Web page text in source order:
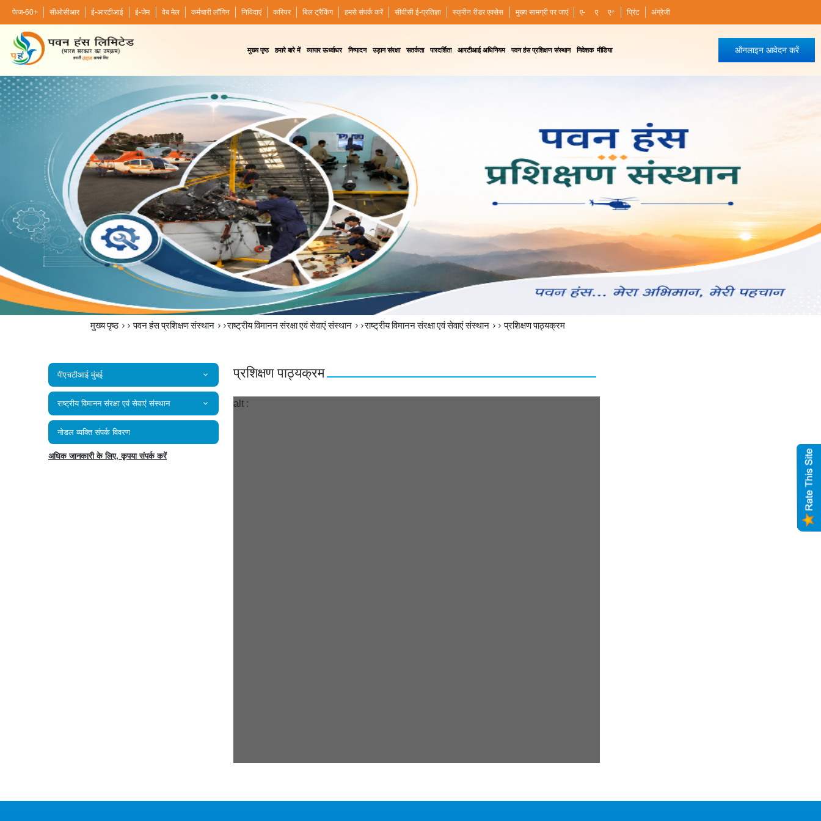
फेज-60+ सीओसीआर ई-आरटीआई ई-जेम वेब मेल कर्मचारी लॉगिन निविदाएं करियर बिल ट्रैकिंग हमसे संपर्क करें सीवीसी ई-प्रतिज्ञा स्क्रीन रीडर एक्सेस मुख्य सामग्री पर जाएं ए- ए ए+ प्रिंट अंग्रेजी
ऑनलाइन आवेदन करें
मुख्य पृष्ठ हमारे बारे में व्यापार ऊर्ध्वाधर निष्पादन उड़ान संरक्षा सतर्कता पारदर्शिता आरटीआई अधिनियम पवन हंस प्रशिक्षण संस्थान निवेशक मीडिया
मुख्य पृष्ठ>>पवन हंस प्रशिक्षण संस्थान>>राष्‍ट्रीय विमानन संरक्षा एवं सेवाएं संस्‍थान >>राष्‍ट्रीय विमानन संरक्षा एवं सेवाएं संस्‍थान >>प्रशिक्षण पाठ्यक्रम
पीएचटीआई मुंबई
राष्‍ट्रीय विमानन संरक्षा एवं सेवाएं संस्‍थान
नोडल व्यक्ति संपर्क विवरण
अधिक जानकारी के लिए, कृपया संपर्क करें
प्रशिक्षण पाठ्यक्रम
alt :